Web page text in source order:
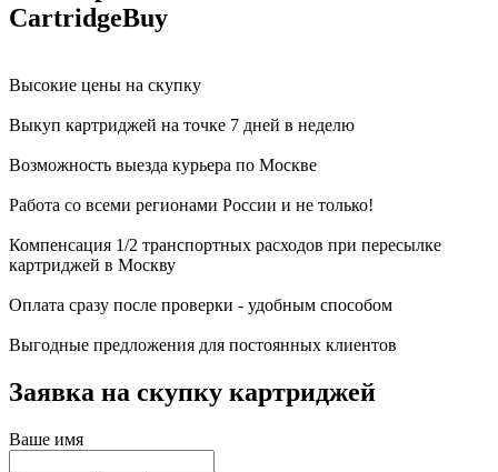
CartridgeBuy
Высокие цены на скупку
Выкуп картриджей на точке 7 дней в неделю
Возможность выезда курьера по Москве
Работа со всеми регионами России и не только!
Компенсация 1/2 транспортных расходов при пересылке
картриджей в Москву
Оплата сразу после проверки - удобным способом
Выгодные предложения для постоянных клиентов
Заявка на скупку картриджей
Ваше имя